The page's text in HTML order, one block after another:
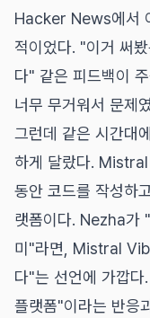
Hacker News에서
적이었다. "이거 써
다" 같은 피드백이
너무 무거워서 문제
그런데 같은 시간대
하게 달랐다.
동안 코드를 작성하
랫폼이다. Nezha가
미"라면, Mistral
다"는 선언에 가깝
플랫폼"이라는 반응